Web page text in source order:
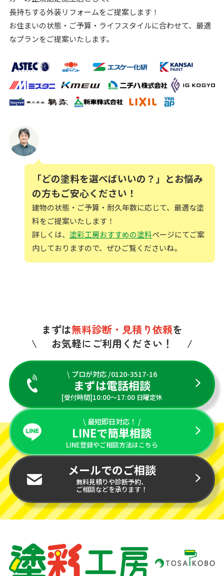
長持ちする外装リフォームをご提案します！
お住まいの状態・ご予算・ライフスタイルに合わせて、最適
なプランをご提案いたします。
「どの塗料を選べばいいの？」とお悩み
の方もご安心ください！
建物の状態・ご予算・耐久年数に応じて、最適な塗
料をご提案いたします！
詳しくは、 塗彩工房おすすめの塗料ページにてご案
内しておりますので、ぜひご覧くださいね。
まずは無料診断・見積り依頼を
お気軽にご利用ください！
\ プロが対応 /0120-3517-16
まずは電話相談
[受付時間]10:00〜17:00 日曜定休
\ 最短即日対応！ /
LINEで簡単相談
LINE登録やご相談方法はこちら
メールでのご相談
無料見積りや診断予約、
ご相談などを承ります！